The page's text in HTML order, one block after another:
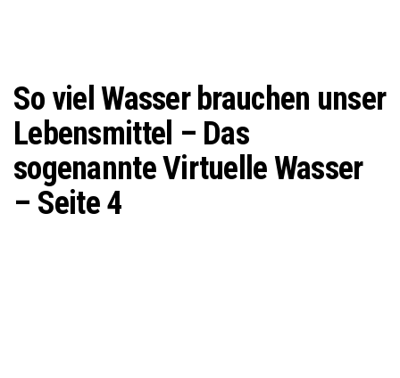
So viel Wasser brauchen unser
Lebensmittel – Das
sogenannte Virtuelle Wasser
– Seite 4